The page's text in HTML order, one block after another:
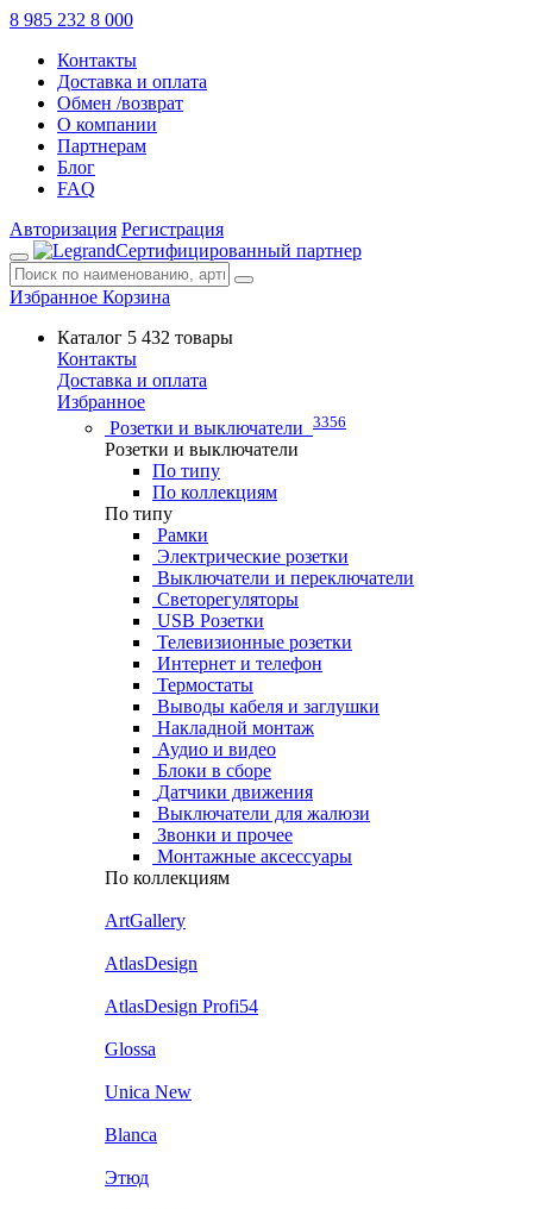
8 985 232 8 000
Контакты
Доставка и оплата
Обмен /возврат
О компании
Партнерам
Блог
FAQ
Авторизация Регистрация
Сертифицированный партнер
Избранное Корзина
Каталог 5 432 товары
Контакты
Доставка и оплата
Избранное
Розетки и выключатели 3356
Розетки и выключатели
По типу
По коллекциям
По типу
Рамки
Электрические розетки
Выключатели и переключатели
Светорегуляторы
USB Розетки
Телевизионные розетки
Интернет и телефон
Термостаты
Выводы кабеля и заглушки
Накладной монтаж
Аудио и видео
Блоки в сборе
Датчики движения
Выключатели для жалюзи
Звонки и прочее
Монтажные аксессуары
По коллекциям
ArtGallery
AtlasDesign
AtlasDesign Profi54
Glossa
Unica New
Blanca
Этюд